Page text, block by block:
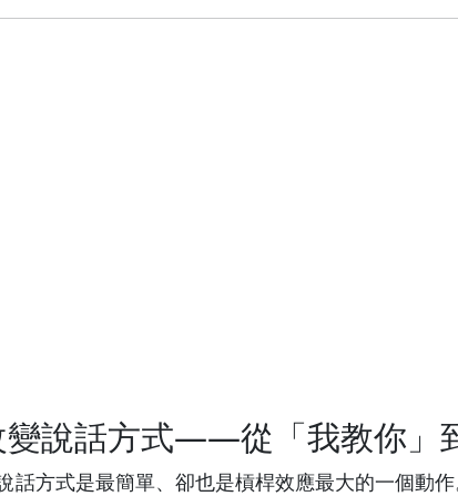
說話方式——從「我教你」
話方式是最簡單、卻也是槓桿效應最大的一個動